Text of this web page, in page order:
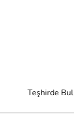
Teşhirde